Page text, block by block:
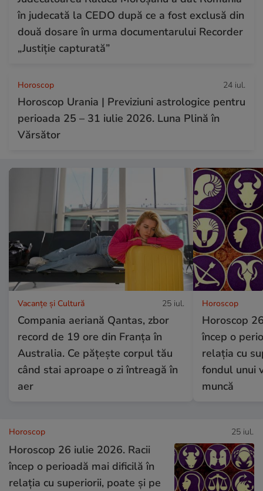
în judecată la CEDO după ce a fost exclusă din
două dosare în urma documentarului Recorder
„Justiție capturată”
Horoscop 24 iul.
Horoscop Urania | Previziuni astrologice pentru
perioada 25 – 31 iulie 2026. Luna Plină în
Vărsător
Vacanțe și Cultură 25 iul.
Compania aeriană Qantas, zbor
record de 19 ore din Franța în
Australia. Ce pățește corpul tău
când stai aproape o zi întreagă în
aer
Horoscop
Horoscop
încep o
relația cu
fondul unui
muncă
Horoscop 25 iul.
Horoscop 26 iulie 2026. Racii
încep o perioadă mai dificilă în
relația cu superiorii, poate și pe